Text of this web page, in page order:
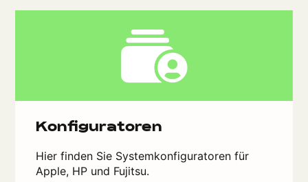
Konfiguratoren
Hier finden Sie Systemkonfiguratoren für
Apple, HP und Fujitsu.